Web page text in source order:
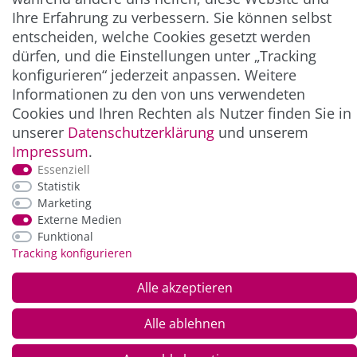
ZAHLUNG & VERSAND
*Alle Preise inkl. der gesetzl. MwSt. zzgl.
und Versandkosten
Ihre Erfahrung zu verbessern. Sie können selbst
entscheiden, welche Cookies gesetzt werden
dürfen, und die Einstellungen unter „Tracking
konfigurieren“ jederzeit anpassen. Weitere
Informationen zu den von uns verwendeten
Cookies und Ihren Rechten als Nutzer finden Sie in
unserer Daten­schutz­erklärung und unserem
Impressum.
Essenziell
Statistik
Marketing
Externe Medien
Funktional
Tracking konfigurieren
Alle akzeptieren
Alle ablehnen
© Copyright 2026 Alle Rechte vorbehalten. |